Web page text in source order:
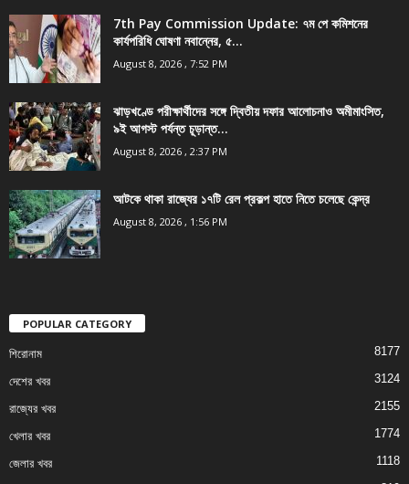
7th Pay Commission Update: ৭ম পে কমিশনের
কার্যপরিধি ঘোষণা নবান্নের, ৫...
August 8, 2026 , 7:52 PM
ঝাড়খণ্ডে পরীক্ষার্থীদের সঙ্গে দ্বিতীয় দফার আলোচনাও অমীমাংসিত,
৯ই আগস্ট পর্যন্ত চূড়ান্ত...
August 8, 2026 , 2:37 PM
আটকে থাকা রাজ্যের ১৭টি রেল প্রকল্প হাতে নিতে চলেছে কেন্দ্র
August 8, 2026 , 1:56 PM
POPULAR CATEGORY
শিরোনাম 8177
দেশের খবর 3124
রাজ্যের খবর 2155
খেলার খবর 1774
জেলার খবর
1118